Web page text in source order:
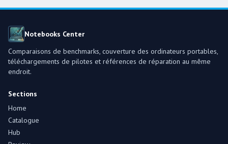
Notebooks Center
Comparaisons de benchmarks, couverture des ordinateurs portables,
téléchargements de pilotes et références de réparation au même
endroit.
Sections
Home
Catalogue
Hub